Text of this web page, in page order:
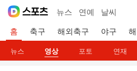
뉴스 연예 날씨
홈 축구 해외축구 야구
뉴스 영상 포토 연재